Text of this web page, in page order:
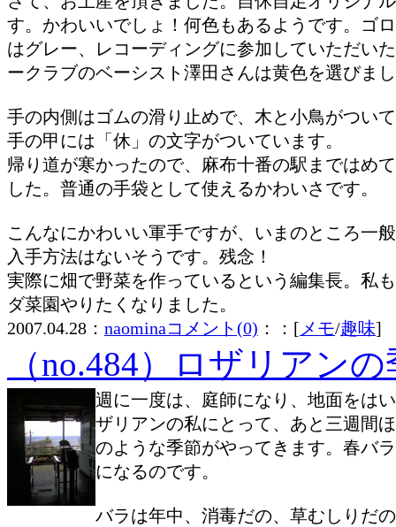
す。かわいいでしょ！何色もあるようです。ゴ
はグレー、レコーディングに参加していただい
ークラブのベーシスト澤田さんは黄色を選びま
手の内側はゴムの滑り止めで、木と小鳥がつい
手の甲には「休」の文字がついています。
帰り道が寒かったので、麻布十番の駅まではめ
した。普通の手袋として使えるかわいさです。
こんなにかわいい軍手ですが、いまのところ一
入手方法はないそうです。残念！
実際に畑で野菜を作っているという編集長。私
ダ菜園やりたくなりました。
2007.04.28： naominaコメント(0) ：：[メモ/趣味]
（no.484）ロザリアン
週に一度は、庭師になり、地面をは
ザリアンの私にとって、あと三週間
のような季節がやってきます。春バ
になるのです。
バラは年中、消毒だの、草むしりだ